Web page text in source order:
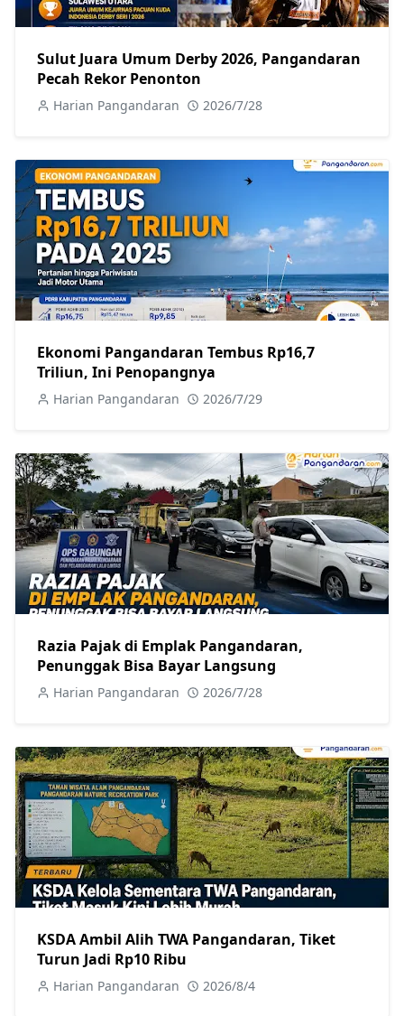
Sulut Juara Umum Derby 2026, Pangandaran
Pecah Rekor Penonton
Harian Pangandaran 2026/7/28
Ekonomi Pangandaran Tembus Rp16,7
Triliun, Ini Penopangnya
Harian Pangandaran 2026/7/29
Razia Pajak di Emplak Pangandaran,
Penunggak Bisa Bayar Langsung
Harian Pangandaran 2026/7/28
KSDA Ambil Alih TWA Pangandaran, Tiket
Turun Jadi Rp10 Ribu
Harian Pangandaran 2026/8/4